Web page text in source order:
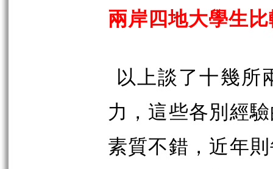
兩岸四地大學生
以上談了十幾所
力，這些各別經
素質不錯，近年